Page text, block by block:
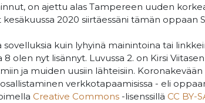
on ajettu alas Tampereen uuden
2020 siirtäessäni tämän
sovelluksia kuin lyhyinä mainintoina tai
olen nyt lisännyt. Luvussa 2. on Kirsi
ja muiden uusiin lähteisiin.
verkkotapaamisissa - eli
Creative Commons -lisenssillä CC BY-